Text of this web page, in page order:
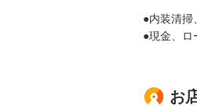
●内装清
●現金、ロ
お